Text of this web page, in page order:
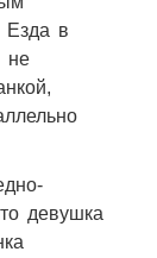
Езда в
не
девушка